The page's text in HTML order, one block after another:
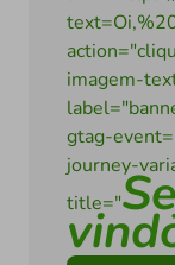
imagem-
gtag-
journey-
title="